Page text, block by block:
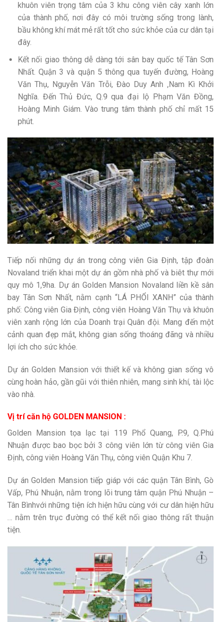
khuôn viên trọng tâm của 3 khu công viên cây xanh lớn
của thành phố, nơi đây có môi trường sống trong lành,
bầu không khí mát mẻ rất tốt cho sức khỏe của cư dân tại
đây.
Kết nối giao thông dễ dàng tới sân bay quốc tế Tân Sơn
Nhất. Quận 3 và quận 5 thông qua tuyến đường, Hoàng
Văn Thụ, Nguyễn Văn Trỗi, Đào Duy Anh ,Nam Kì Khởi
Nghĩa. Đến Thủ Đức, Q.9 qua đại lộ Phạm Văn Đồng,
Hoàng Minh Giám. Vào trung tâm thành phố chỉ mất 15
phút.
Tiếp nối những dự án trong công viên Gia Định, tập đoàn
Novaland triển khai một dự án gồm nhà phố và biêt thự mới
quy mô 1,9ha. Dự án Golden Mansion Novaland liền kề sân
bay Tân Sơn Nhất, nằm cạnh “LÁ PHỔI XANH” của thành
phố: Công viên Gia Định, công viên Hoàng Văn Thụ và khuôn
viên xanh rộng lớn của Doanh trại Quân đội. Mang đến một
cảnh quan đẹp mắt, không gian sống thoáng đãng và nhiều
lợi ích cho sức khỏe.
Dự án Golden Mansion với thiết kế và không gian sống vô
cùng hoàn hảo, gần gũi với thiên nhiên, mang sinh khí, tài lộc
vào nhà.
Vị trí căn hộ GOLDEN MANSION :
Golden Mansion tọa lạc tại 119 Phổ Quang, P.9, Q.Phú
Nhuận được bao bọc bởi 3 công viên lớn từ công viên Gia
Định, công viên Hoàng Văn Thụ, công viên Quận Khu 7.
Dự án Golden Mansion tiếp giáp với các quận Tân Bình, Gò
Vấp, Phú Nhuận, nằm trong lõi trung tâm quận Phú Nhuận –
Tân Bìnhvới những tiện ích hiện hữu cùng với cư dân hiện hữu
… nằm trên trục đường có thể kết nối giao thông rất thuận
tiện.